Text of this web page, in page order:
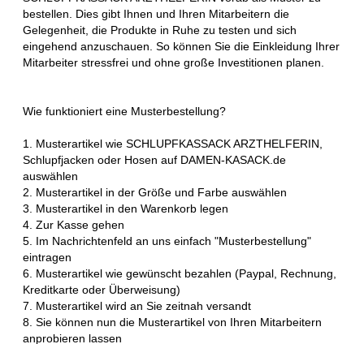
bestellen. Dies gibt Ihnen und Ihren Mitarbeitern die
Gelegenheit, die Produkte in Ruhe zu testen und sich
eingehend anzuschauen. So können Sie die Einkleidung Ihrer
Mitarbeiter stressfrei und ohne große Investitionen planen.
Wie funktioniert eine Musterbestellung?
1. Musterartikel wie SCHLUPFKASSACK ARZTHELFERIN,
Schlupfjacken oder Hosen auf DAMEN-KASACK.de
auswählen
2. Musterartikel in der Größe und Farbe auswählen
3. Musterartikel in den Warenkorb legen
4. Zur Kasse gehen
5. Im Nachrichtenfeld an uns einfach "Musterbestellung"
eintragen
6. Musterartikel wie gewünscht bezahlen (Paypal, Rechnung,
Kreditkarte oder Überweisung)
7. Musterartikel wird an Sie zeitnah versandt
8. Sie können nun die Musterartikel von Ihren Mitarbeitern
anprobieren lassen